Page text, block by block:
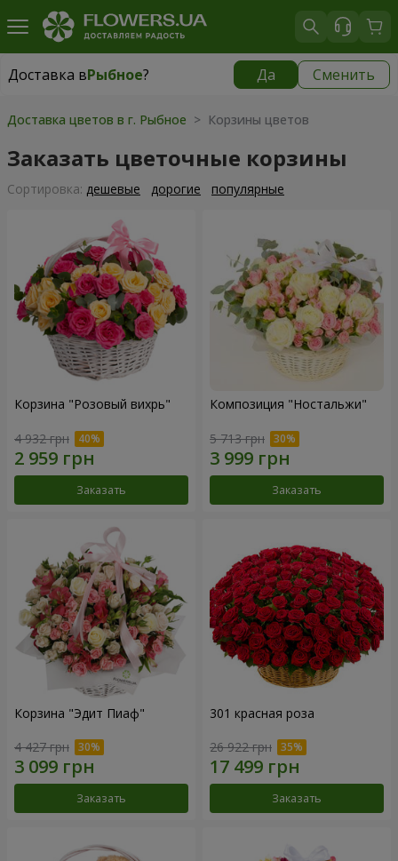
Доставка вРыбное? Да Сменить
Доставка вРыбное|
Доставка цветов в г. Рыбное > Корзины цветов
Заказать цветочные корзины
Cортировка: дешевые дорогие популярные
Корзина "Розовый вихрь"
4 932 грн
Заказать
Композиция "Ностальжи"
5 713 грн
Заказать
Корзина "Эдит Пиаф"
4 427 грн
Заказать
301 красная роза
26 922 грн
Заказать